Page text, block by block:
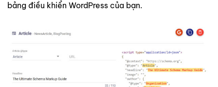
bảng điều khiển WordPress của bạn.